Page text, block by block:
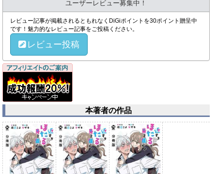
ユーザーレビュー募集中！
レビュー記事が掲載されるともれなくDiGiポイントを30ポイント贈呈中
です！魅力的なレビュー記事をご投稿ください。
レビュー投稿
本著者の作品